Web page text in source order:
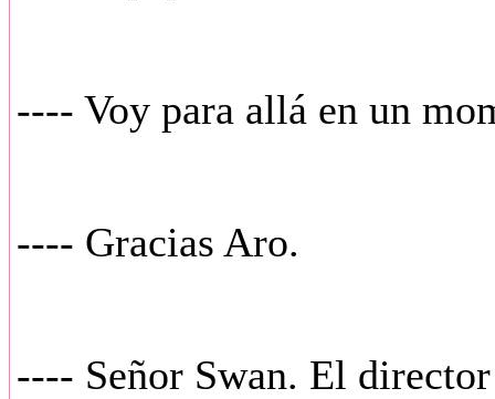
---- Voy para allá en un
---- Gracias Aro.
---- Señor Swan. El